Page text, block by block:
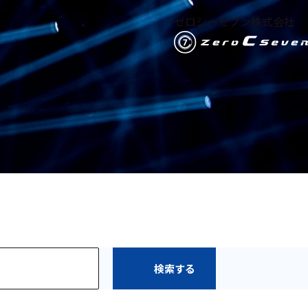
ゼロシーセブン株式会社
検索する